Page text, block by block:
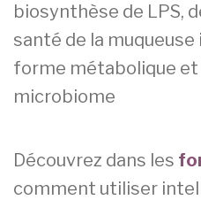
biosynthèse de LPS,
santé de la
forme métabolique
microbiome
Découvrez dans les
comment utiliser